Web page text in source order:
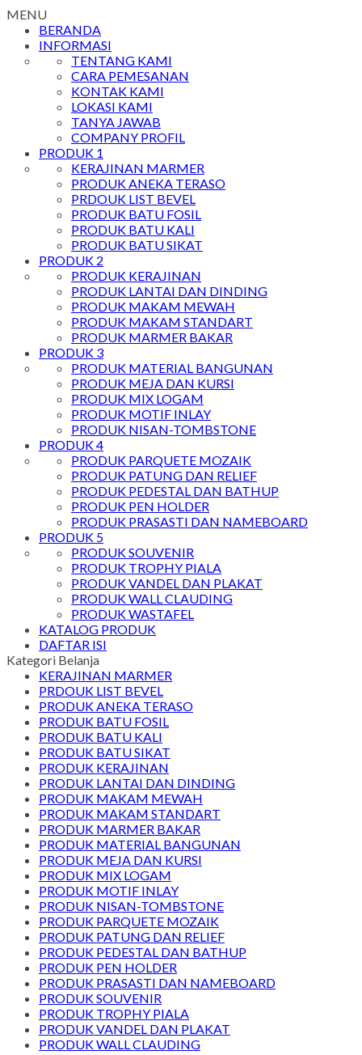
MENU
BERANDA
INFORMASI
TENTANG KAMI
CARA PEMESANAN
KONTAK KAMI
LOKASI KAMI
TANYA JAWAB
COMPANY PROFIL
PRODUK 1
KERAJINAN MARMER
PRODUK ANEKA TERASO
PRDOUK LIST BEVEL
PRODUK BATU FOSIL
PRODUK BATU KALI
PRODUK BATU SIKAT
PRODUK 2
PRODUK KERAJINAN
PRODUK LANTAI DAN DINDING
PRODUK MAKAM MEWAH
PRODUK MAKAM STANDART
PRODUK MARMER BAKAR
PRODUK 3
PRODUK MATERIAL BANGUNAN
PRODUK MEJA DAN KURSI
PRODUK MIX LOGAM
PRODUK MOTIF INLAY
PRODUK NISAN-TOMBSTONE
PRODUK 4
PRODUK PARQUETE MOZAIK
PRODUK PATUNG DAN RELIEF
PRODUK PEDESTAL DAN BATHUP
PRODUK PEN HOLDER
PRODUK PRASASTI DAN NAMEBOARD
PRODUK 5
PRODUK SOUVENIR
PRODUK TROPHY PIALA
PRODUK VANDEL DAN PLAKAT
PRODUK WALL CLAUDING
PRODUK WASTAFEL
KATALOG PRODUK
DAFTAR ISI
Kategori Belanja
KERAJINAN MARMER
PRDOUK LIST BEVEL
PRODUK ANEKA TERASO
PRODUK BATU FOSIL
PRODUK BATU KALI
PRODUK BATU SIKAT
PRODUK KERAJINAN
PRODUK LANTAI DAN DINDING
PRODUK MAKAM MEWAH
PRODUK MAKAM STANDART
PRODUK MARMER BAKAR
PRODUK MATERIAL BANGUNAN
PRODUK MEJA DAN KURSI
PRODUK MIX LOGAM
PRODUK MOTIF INLAY
PRODUK NISAN-TOMBSTONE
PRODUK PARQUETE MOZAIK
PRODUK PATUNG DAN RELIEF
PRODUK PEDESTAL DAN BATHUP
PRODUK PEN HOLDER
PRODUK PRASASTI DAN NAMEBOARD
PRODUK SOUVENIR
PRODUK TROPHY PIALA
PRODUK VANDEL DAN PLAKAT
PRODUK WALL CLAUDING